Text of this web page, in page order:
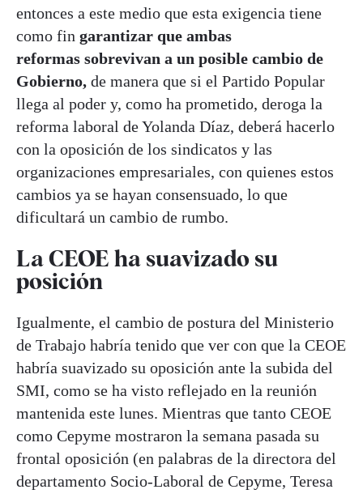
entonces a este medio que esta exigencia tiene
como fin garantizar que ambas
reformas sobrevivan a un posible cambio de
Gobierno, de manera que si el Partido Popular
llega al poder y, como ha prometido, deroga la
reforma laboral de Yolanda Díaz, deberá hacerlo
con la oposición de los sindicatos y las
organizaciones empresariales, con quienes estos
cambios ya se hayan consensuado, lo que
dificultará un cambio de rumbo.
La CEOE ha suavizado su
posición
Igualmente, el cambio de postura del Ministerio
de Trabajo habría tenido que ver con que la CEOE
habría suavizado su oposición ante la subida del
SMI, como se ha visto reflejado en la reunión
mantenida este lunes. Mientras que tanto CEOE
como Cepyme mostraron la semana pasada su
frontal oposición (en palabras de la directora del
departamento Socio-Laboral de Cepyme, Teresa